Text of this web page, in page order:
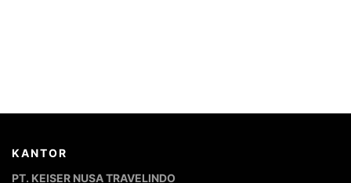
KANTOR
PT. KEISER NUSA TRAVELINDO